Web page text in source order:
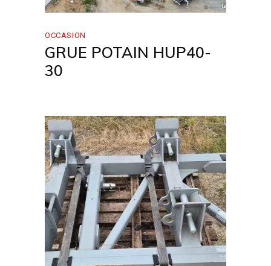
OCCASION
GRUE POTAIN HUP40-
30